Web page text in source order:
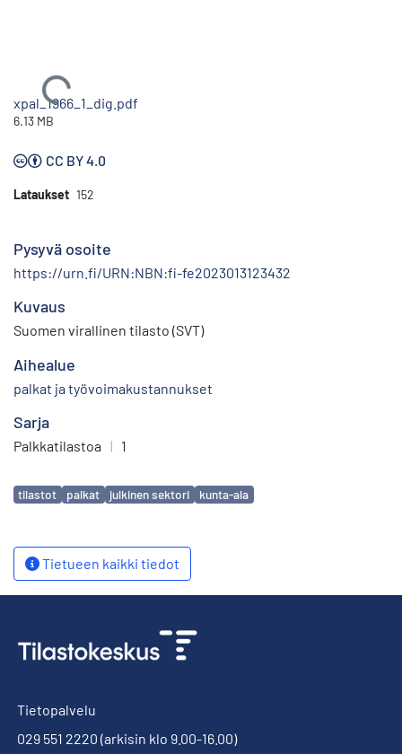
Ladataan...
xpal_1966_1_dig.pdf
6.13 MB
CC BY 4.0
Lataukset 152
Pysyvä osoite
https://urn.fi/URN:NBN:fi-fe2023013123432
Kuvaus
Suomen virallinen tilasto (SVT)
Aihealue
palkat ja työvoimakustannukset
Sarja
Palkkatilastoa | 1
Avainsanat
tilastot palkat julkinen sektori kunta-ala
Tietueen kaikki tiedot
Tietopalvelu
029 551 2220 (arkisin klo 9.00-16.00)